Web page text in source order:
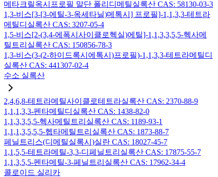
메타크릴옥시프로필 말단 폴리디메틸실록산 CAS: 58130-03-3
1,3-비스[3-[3-에틸-3-옥세타닐)메톡시] 프로필]-1,1,3,3-테트라
메틸디실록산 CAS: 3207-05-4
1,5-비스[2-(3,4-에폭시사이클로헥실)에틸]-1,1,3,3,5,5-헥사메
틸트리실록산 CAS: 150856-78-3
1,3-비스(3-(2-하이드록시에톡시)프로필)-1,1,3,3-테트라메틸디
실록산 CAS: 441307-02-4
수소 실록산
2,4,6,8-테트라메틸사이클로테트라실록산 CAS: 2370-88-9
1,1,1,3,3-펜타메틸디실록산 CAS: 1438-82-0
1,1,3,3,5,5-헥사메틸트리실록산 CAS: 1189-93-1
1,1,1,3,5,5,5-헵타메틸트리실록산 CAS: 1873-88-7
페닐트리스(디메틸실록시)실란 CAS: 18027-45-7
1,1,5,5-테트라메틸-3,3-디페닐트리실록산 CAS: 17875-55-7
1,1,3,5,5-펜타메틸-3-페닐트리실록산 CAS: 17962-34-4
콜로이드 실리카